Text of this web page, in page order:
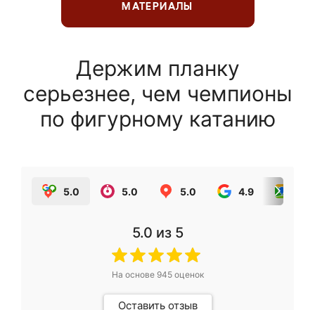
МАТЕРИАЛЫ
Держим планку
серьезнее, чем чемпионы
по фигурному катанию
5.0 5.0 5.0 4.9
5.0 из 5
На основе 945оценок
Оставить отзыв